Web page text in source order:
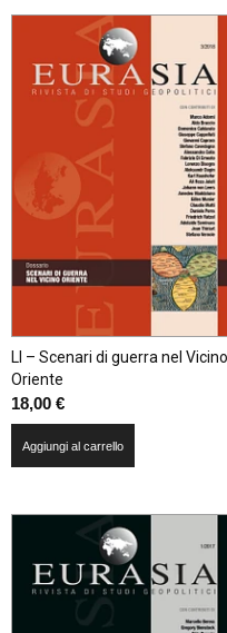
LI – Scenari di guerra nel Vicino
Oriente
18,00 €
Aggiungi al carrello